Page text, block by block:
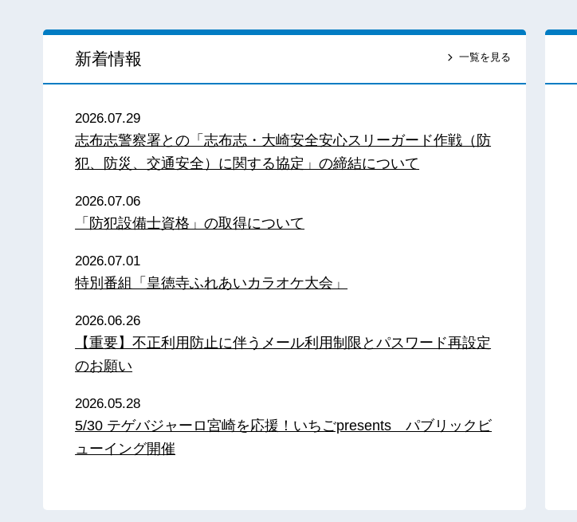
新着情報 一覧を見る
2026.07.29
志布志警察署との「志布志・大崎安全安心スリーガード作戦（防
犯、防災、交通安全）に関する協定」の締結について
2026.07.06
「防犯設備士資格」の取得について
2026.07.01
特別番組「皇徳寺ふれあいカラオケ大会」
2026.06.26
【重要】不正利用防止に伴うメール利用制限とパスワード再設定
のお願い
2026.05.28
5/30 テゲバジャーロ宮崎を応援！いちごpresents パブリックビ
ューイング開催